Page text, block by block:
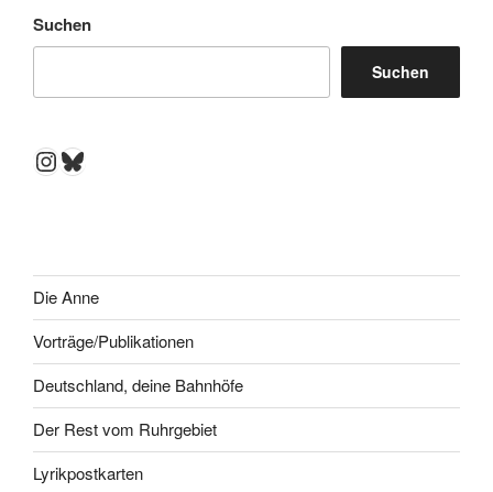
Suchen
Suchen
Instagram
Bluesky
Die Anne
Vorträge/Publikationen
Deutschland, deine Bahnhöfe
Der Rest vom Ruhrgebiet
Lyrikpostkarten